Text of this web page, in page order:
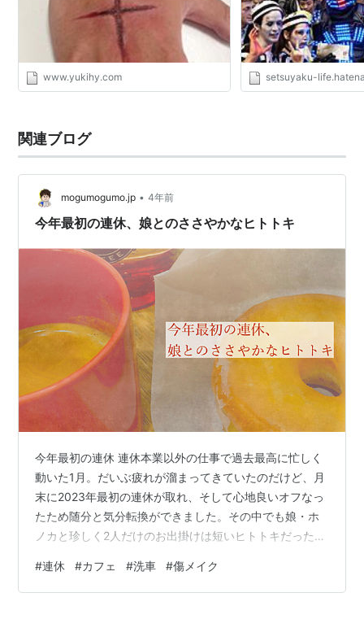
www.yukihy.com setsuyaku-
関連ブログ
mogumogumo.jp • 4年前
今年最初の連休、娘とのささやかなヒトトキ
今年最初の連休 連休本業以外の仕事で過去最高に忙しく
動いた1月。だいぶ疲れが溜まってきていたのだけど、月
末に2023年最初の連休が取れ、そして心地良いオフなっ
たため随分と気分転換ができました。その中でも娘・ホ
ノカと珍しく2人だけのお出掛けは短いヒトトキだったけ
ツナリを剣道の稽古へ送り出し、そのままホノカとカフ
ェへ。シアトルズベストコーヒーにてモーニング。ホノ
#連休 #カフェ #洗車 #傷メイク